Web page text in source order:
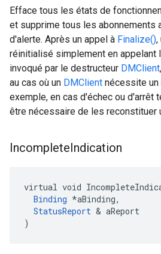
Efface tous les états de
et supprime tous les abonnements
d'alerte. Après un appel à Finalize(),
réinitialisé simplement en appelant
invoqué par le destructeur DMClient
au cas où un DMClient nécessite un
exemple, en cas d'échec ou d'arrêt
être nécessaire de les reconstituer
IncompleteIndication
virtual void
Binding *aBinding,
StatusReport & aReport
)